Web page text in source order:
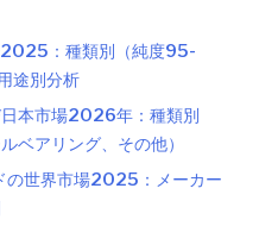
2025：種類別（純度95-
途別分析
日本市場2026年：種類別
ベアリング、その他）
の世界市場2025：メーカー